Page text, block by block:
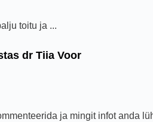
toitu ja ...
dr Tiia Voor
ja mingit infot anda